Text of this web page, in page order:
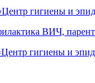
гигиены и
ВИЧ,
гигиены и